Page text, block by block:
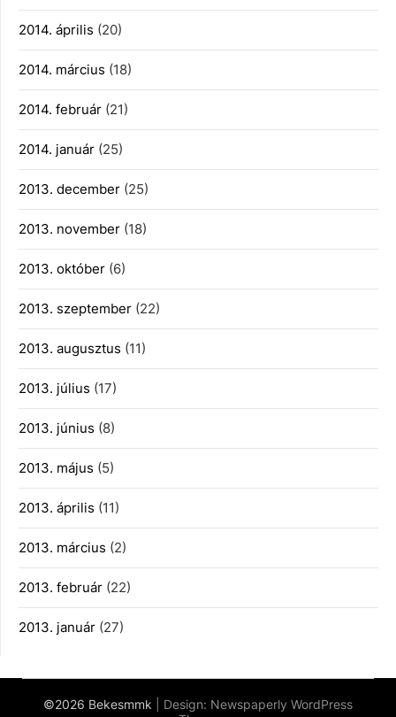
2014. április (20)
2014. március (18)
2014. február (21)
2014. január (25)
2013. december (25)
2013. november (18)
2013. október (6)
2013. szeptember (22)
2013. augusztus (11)
2013. július (17)
2013. június (8)
2013. május (5)
2013. április (11)
2013. március (2)
2013. február (22)
2013. január (27)
©2026 Bekesmmk | Design: Newspaperly WordPress